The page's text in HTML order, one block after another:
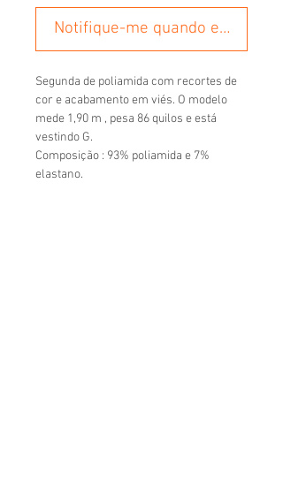
Notifique-me quando estiver
Segunda de poliamida com recortes de
cor e acabamento em viés. O modelo
mede 1,90 m , pesa 86 quilos e está
vestindo G.
Composição : 93% poliamida e 7%
elastano.